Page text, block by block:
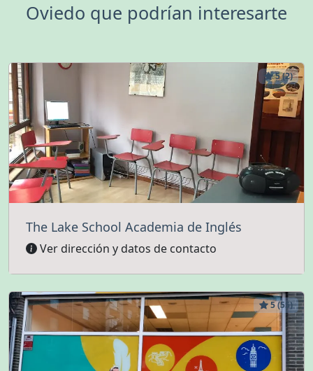
Oviedo que podrían interesarte
5 (2)
The Lake School Academia de Inglés
Ver dirección y datos de contacto
5 (55)